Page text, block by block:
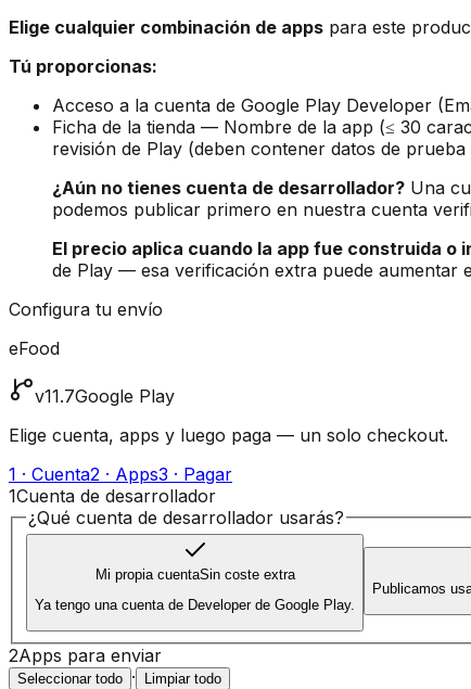
Elige cualquier combinación de apps para este
Tú proporcionas:
Acceso a la cuenta de Google Play Developer
Ficha de la tienda — Nombre de la app (≤ 30
revisión de Play (deben contener datos de
¿Aún no tienes cuenta de desarrollador? Una
podemos publicar primero en nuestra cuenta
El precio aplica cuando la app fue construida o
de Play — esa verificación extra puede aumentar
Configura tu envío
eFood
v11.7Google Play
Elige cuenta, apps y luego paga — un solo checkout.
1 · Cuenta2 · Apps3 · Pagar
1Cuenta de desarrollador
¿Qué cuenta de desarrollador usarás?
Mi propia cuentaSin coste extra
Ya tengo una cuenta de Developer de Google Play.
Publicamos
2Apps para enviar
Seleccionar todo · Limpiar todo